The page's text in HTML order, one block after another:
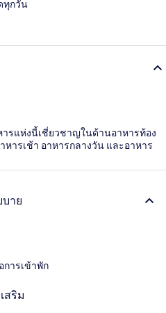
ทุกวัน
ารแห่งนี้เชี่ยวชาญในด้านอาหารท้อง
ารเช้า อาหารกลางวัน และอาหาร
าย
การเข้าพัก
สริม